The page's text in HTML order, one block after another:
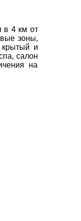
в 4 км от
зоны,
крытый и
салон
на